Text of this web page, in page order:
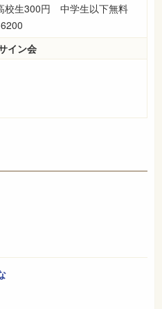
生300円 中学生以下無料
イン会